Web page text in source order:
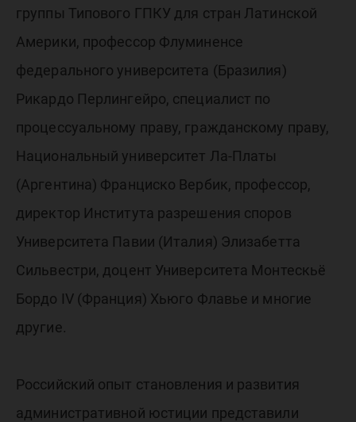
группы Типового ГПКУ для стран Латинской
Америки, профессор Флуминенсе
федерального университета (Бразилия)
Рикардо Перлингейро, специалист по
процессуальному праву, гражданскому праву,
Национальный университет Ла-Платы
(Аргентина) Франциско Вербик, профессор,
директор Института разрешения споров
Университета Павии (Италия) Элизабетта
Сильвестри, доцент Университета Монтескьё
Бордо IV (Франция) Хьюго Флавье и многие
другие.
Российский опыт становления и развития
административной юстиции представили